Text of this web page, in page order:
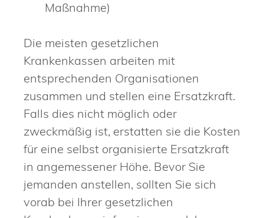
Maßnahme)
Die meisten gesetzlichen
Krankenkassen arbeiten mit
entsprechenden Organisationen
zusammen und stellen eine Ersatzkraft.
Falls dies nicht möglich oder
zweckmäßig ist, erstatten sie die Kosten
für eine selbst organisierte Ersatzkraft
in angemessener Höhe. Bevor Sie
jemanden anstellen, sollten Sie sich
vorab bei Ihrer gesetzlichen